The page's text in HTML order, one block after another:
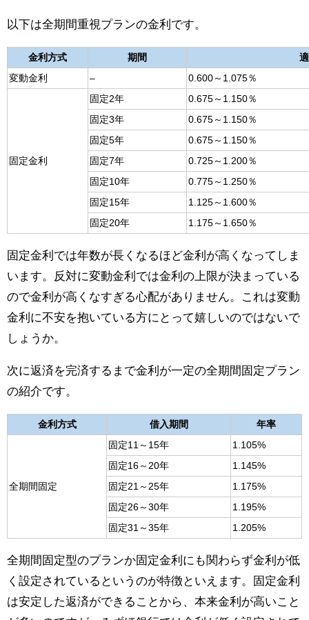
以下は全期間重視プランの金利です。
金利方式 期間
変動金利
– 0.600～1.075％
固定金利
固定2年
0.675～1.150％
固定3年
0.675～1.150％
固定5年
0.675～1.150％
固定7年
0.725～1.200％
固定10年
0.775～1.250％
固定15年
1.125～1.600％
固定20年
1.175～1.650％
固定金利では年数が長くなるほど金利が高くなってしま
います。反対に変動金利では金利の上限が決まっている
ので金利が高くなすぎる心配がありません。これは変動
金利に不安を抱いている方にとって嬉しいのではないで
しょうか。
次に返済を完済するまで金利が一定の全期間固定プラン
の紹介です。
金利方式 借入期間 年率
全期間固定
固定11～15年
1.105%
固定16～20年
1.145%
固定21～25年
1.175%
固定26～30年
1.195%
固定31～35年
1.205%
全期間固定型のプランか固定金利にも関わらず金利が低
く設定されているというのが特徴といえます。固定金利
は安定した返済ができることから、本来金利が高いこと